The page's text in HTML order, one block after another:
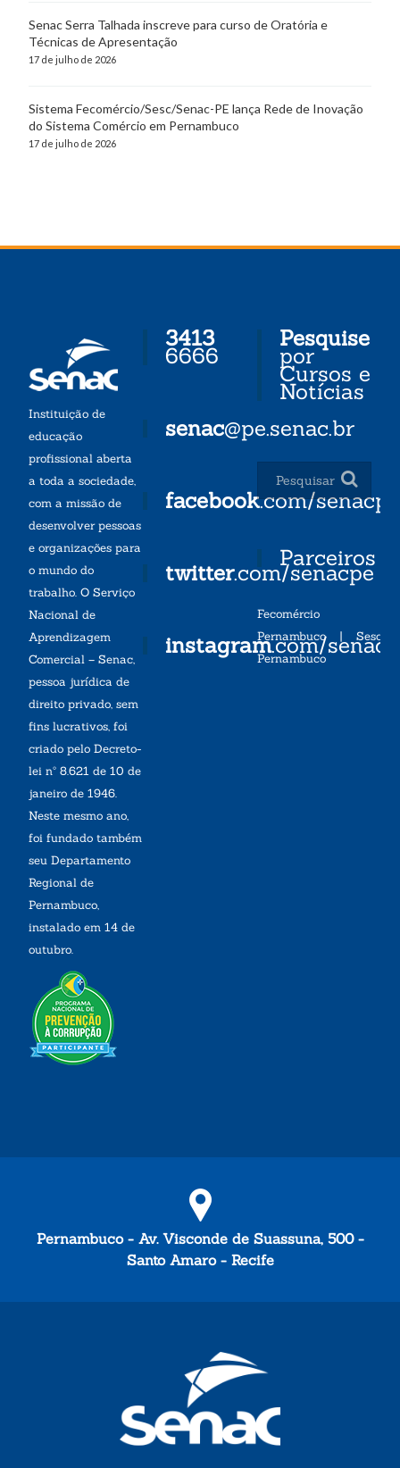
Senac Serra Talhada inscreve para curso de Oratória e
Técnicas de Apresentação
17 de julho de 2026
Sistema Fecomércio/Sesc/Senac-PE lança Rede de Inovação
do Sistema Comércio em Pernambuco
17 de julho de 2026
Instituição de
educação
profissional aberta
a toda a sociedade,
com a missão de
desenvolver pessoas
e organizações para
o mundo do
trabalho. O Serviço
Nacional de
Aprendizagem
Comercial – Senac,
pessoa jurídica de
direito privado, sem
fins lucrativos, foi
criado pelo Decreto-
lei nº 8.621 de 10 de
janeiro de 1946.
Neste mesmo ano,
foi fundado também
seu Departamento
Regional de
Pernambuco,
instalado em 14 de
outubro.
3413
6666
senac@pe.senac.br
facebook.com/senacpe
twitter.com/senacpe
instagram.com/
Pesquise
por
Cursos e
Notícias
Parceiros
Fecomércio
Pernambuco| Sesc
Pernambuco
Pernambuco - Av. Visconde de Suassuna, 500 -
Santo Amaro - Recife